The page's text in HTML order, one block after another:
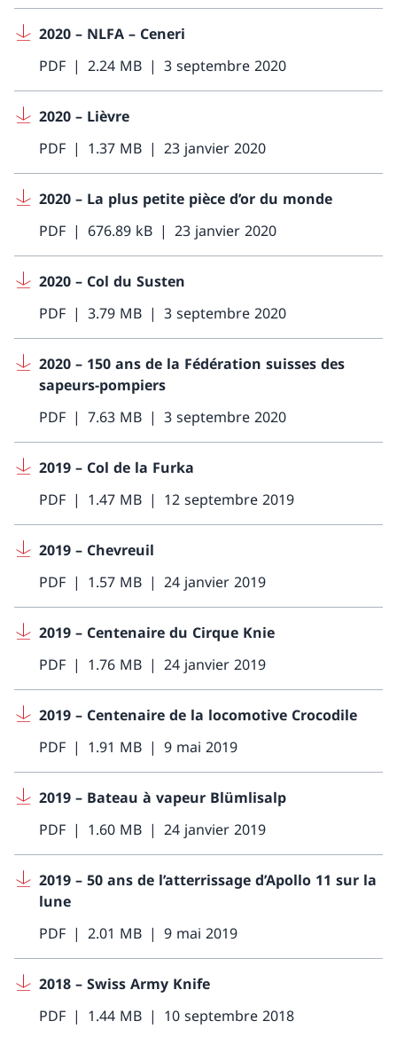
2020 – NLFA – Ceneri
PDF
2.24 MB 3 septembre 2020
2020 – Lièvre
PDF
1.37 MB 23 janvier 2020
2020 – La plus petite pièce d’or du monde
PDF
676.89 kB 23 janvier 2020
2020 – Col du Susten
PDF
3.79 MB 3 septembre 2020
2020 – 150 ans de la Fédération suisses des
sapeurs-pompiers
PDF
7.63 MB 3 septembre 2020
2019 – Col de la Furka
PDF
1.47 MB 12 septembre 2019
2019 – Chevreuil
PDF
1.57 MB 24 janvier 2019
2019 – Centenaire du Cirque Knie
PDF
1.76 MB 24 janvier 2019
2019 – Centenaire de la locomotive Crocodile
PDF
1.91 MB 9 mai 2019
2019 – Bateau à vapeur Blümlisalp
PDF
1.60 MB 24 janvier 2019
2019 – 50 ans de l’atterrissage d’Apollo 11 sur la
lune
PDF
2.01 MB 9 mai 2019
2018 – Swiss Army Knife
PDF
1.44 MB 10 septembre 2018